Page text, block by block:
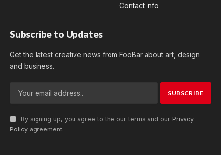
Contact Info
Subscribe to Updates
Get the latest creative news from FooBar about art, design
and business.
By signing up, you agree to the our terms and our Privacy
Policy agreement.